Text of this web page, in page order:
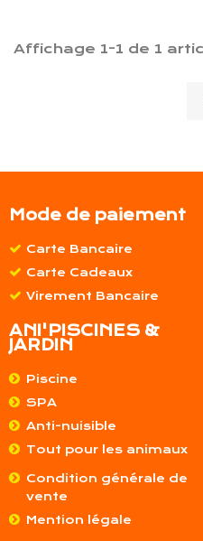
Affichage 1-1 de 1
Mode de paiement
Carte Bancaire
Carte Cadeaux
Virement Bancaire
ANI'PISCINES &
JARDIN
Piscine
SPA
Anti-nuisible
Tout pour les animaux
Condition générale de
vente
Mention légale